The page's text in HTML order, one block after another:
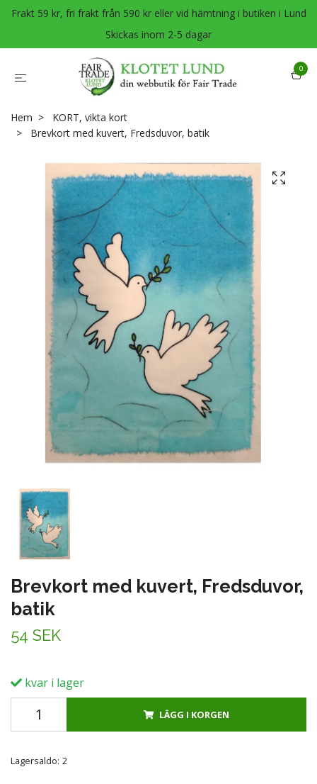
Frakt 59 kr, fri frakt från 590 kr eller vid hämtning i butiken i Lund
Skickas inom 2-5 dagar
0
Hem
KORT, vikta kort
Brevkort med kuvert, Fredsduvor, batik
Brevkort med kuvert, Fredsduvor,
batik
54 SEK
kvar i lager
LÄGG I KORGEN
Lagersaldo: 2